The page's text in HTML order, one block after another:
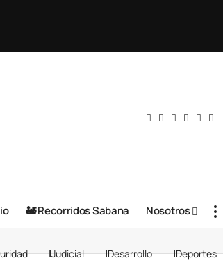
🚂 Recorridos Sabana Nosotros
Judicial Desarrollo Deportes